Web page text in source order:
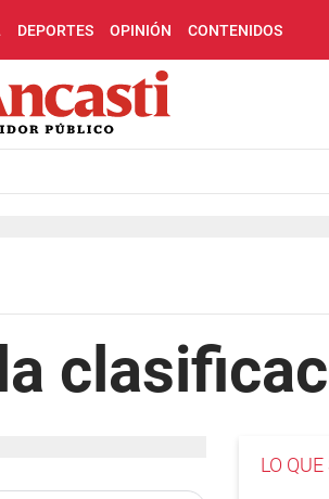
DEPORTES OPINIÓN CONTENIDOS
LO